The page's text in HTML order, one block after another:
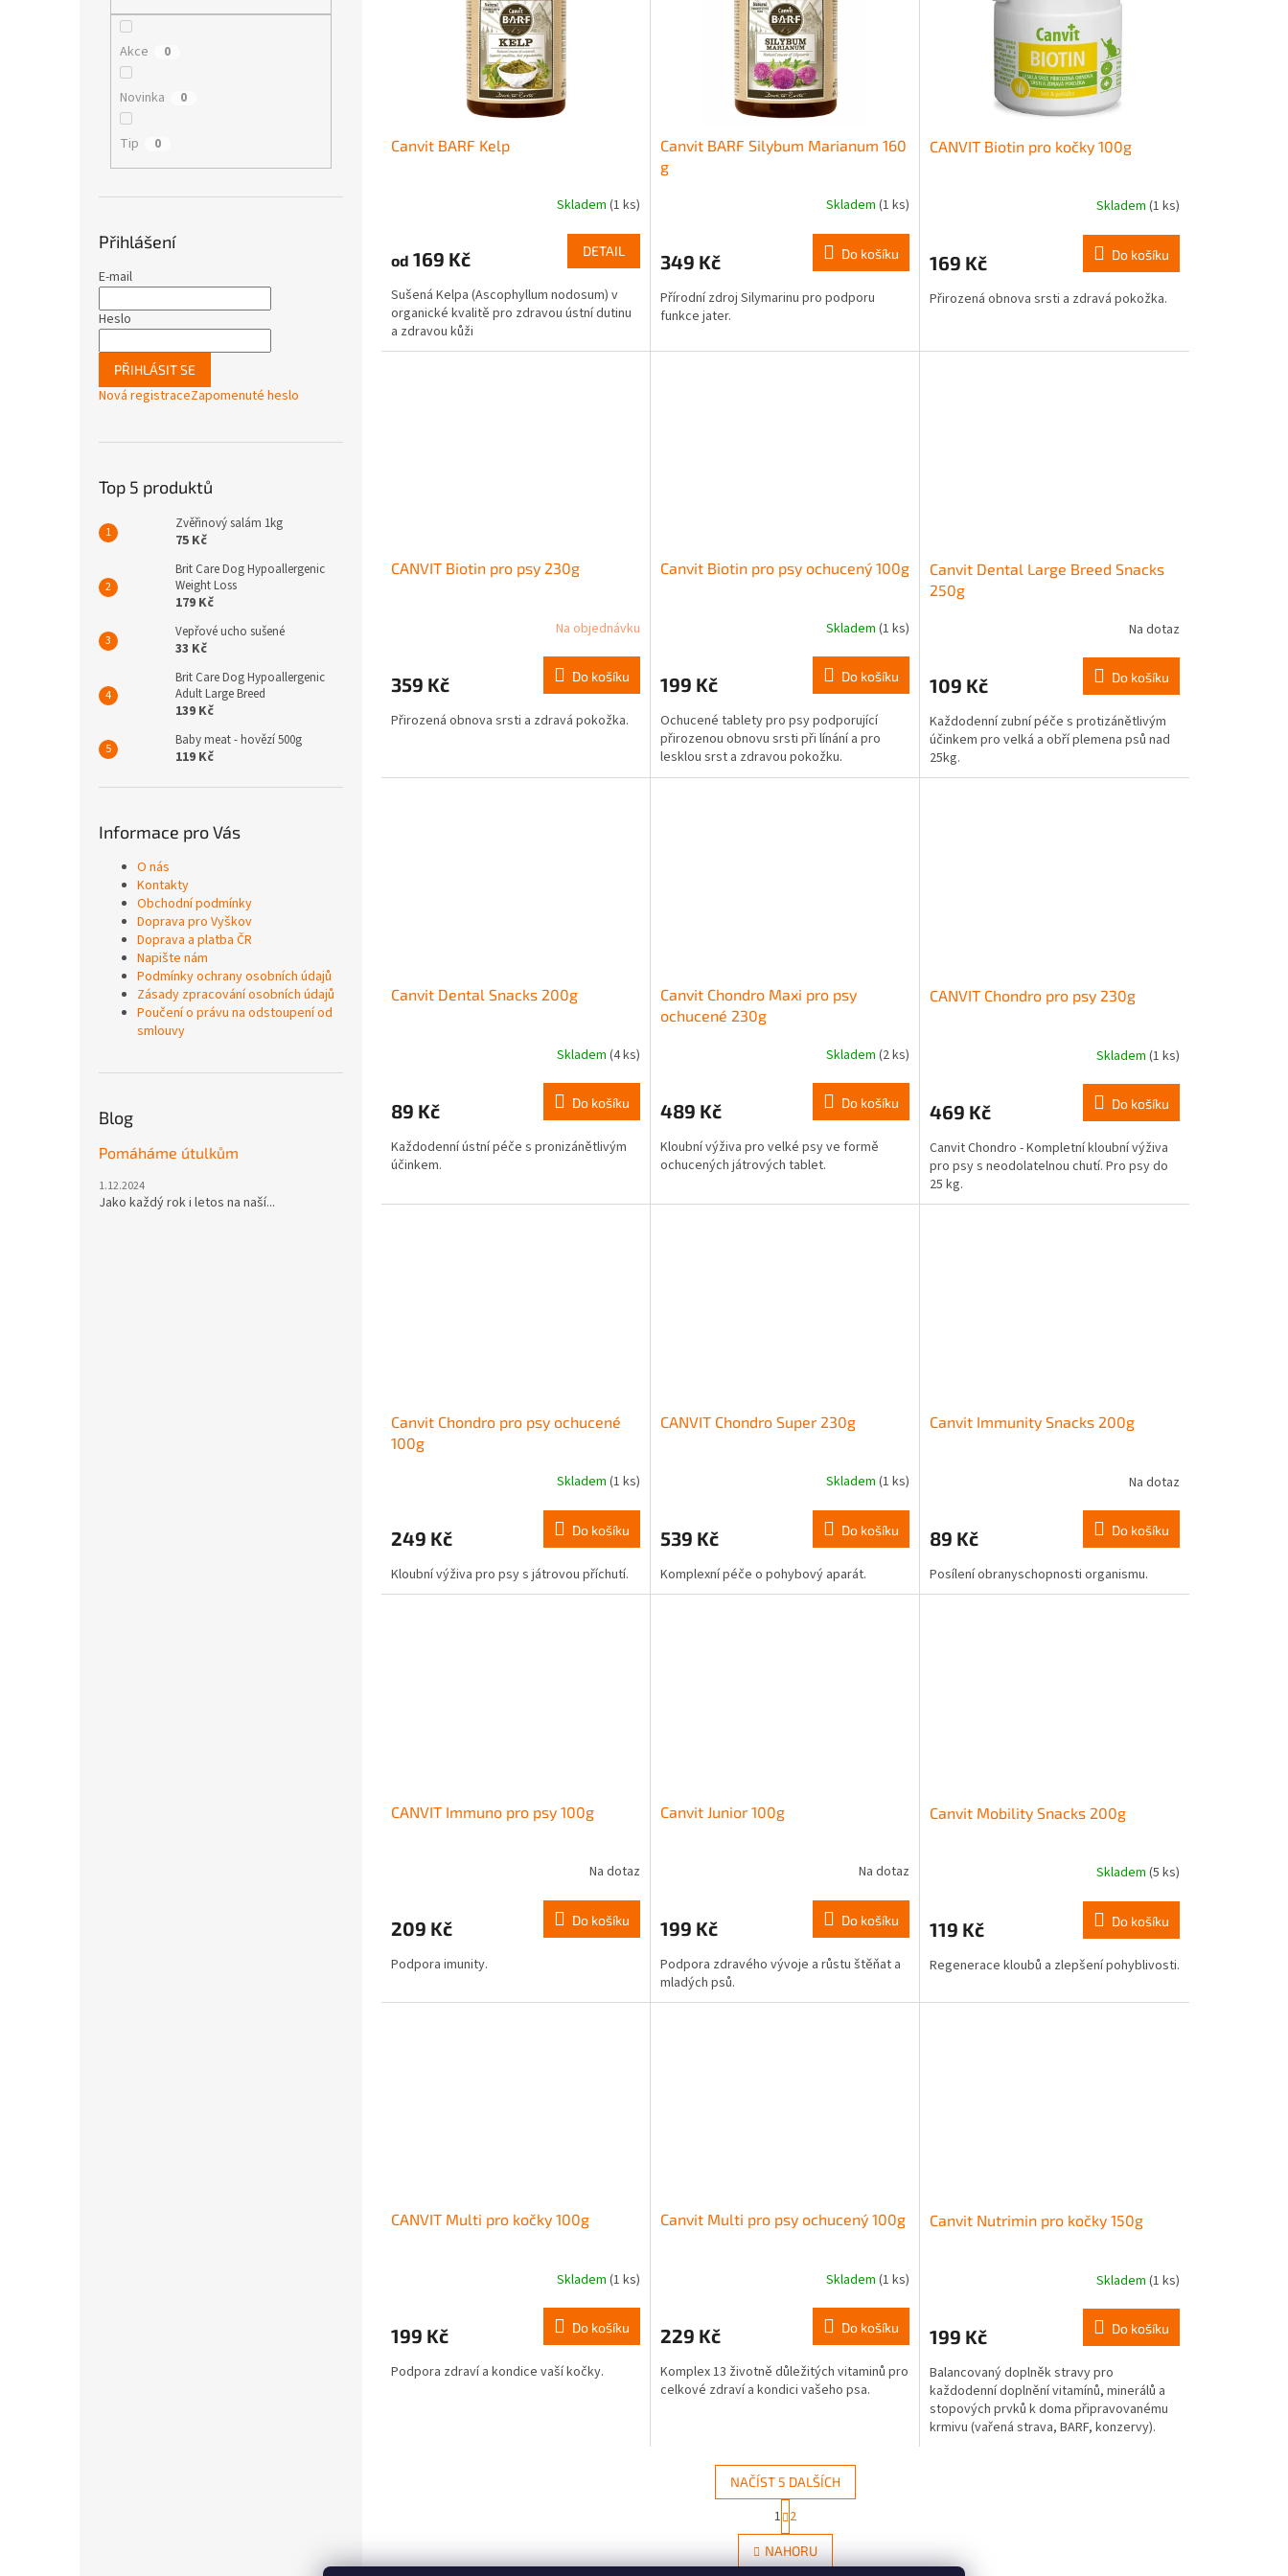
Akce 0
Novinka 0
Tip 0
Přihlášení
E-mail
Heslo
PŘIHLÁSIT SE
Nová registraceZapomenuté heslo
Top 5 produktů
Zvěřinový salám 1kg
75 Kč
Brit Care Dog Hypoallergenic
Weight Loss
179 Kč
Vepřové ucho sušené
33 Kč
Brit Care Dog Hypoallergenic
Adult Large Breed
139 Kč
Baby meat - hovězí 500g
119 Kč
Informace pro Vás
O nás
Kontakty
Obchodní podmínky
Doprava pro Vyškov
Doprava a platba ČR
Napište nám
Podmínky ochrany osobních údajů
Zásady zpracování osobních údajů
Poučení o právu na odstoupení od
smlouvy
Blog
Pomáháme útulkům
1.12.2024
Jako každý rok i letos na naší...
Canvit BARF Kelp
Skladem (1 ks)
od 169 Kč DETAIL
Sušená Kelpa (Ascophyllum nodosum) v
organické kvalitě pro zdravou ústní dutinu
a zdravou kůži
Canvit BARF Silybum Marianum 160
g
Skladem (1 ks)
349 Kč Do košíku
Přírodní zdroj Silymarinu pro podporu
funkce jater.
CANVIT Biotin pro kočky 100g
Skladem (1 ks)
169 Kč Do košíku
Přirozená obnova srsti a zdravá pokožka.
CANVIT Biotin pro psy 230g
Na objednávku
359 Kč Do košíku
Přirozená obnova srsti a zdravá pokožka.
Canvit Biotin pro psy ochucený 100g
Skladem (1 ks)
199 Kč Do košíku
Ochucené tablety pro psy podporující
přirozenou obnovu srsti při línání a pro
lesklou srst a zdravou pokožku.
Canvit Dental Large Breed Snacks
250g
Na dotaz
109 Kč Do košíku
Každodenní zubní péče s protizánětlivým
účinkem pro velká a obří plemena psů nad
25kg.
Canvit Dental Snacks 200g
Skladem (4 ks)
89 Kč Do košíku
Každodenní ústní péče s pronizánětlivým
účinkem.
Canvit Chondro Maxi pro psy
ochucené 230g
Skladem (2 ks)
489 Kč Do košíku
Kloubní výživa pro velké psy ve formě
ochucených játrových tablet.
CANVIT Chondro pro psy 230g
Skladem (1 ks)
469 Kč Do košíku
Canvit Chondro - Kompletní kloubní výživa
pro psy s neodolatelnou chutí. Pro psy do
25 kg.
Canvit Chondro pro psy ochucené
100g
Skladem (1 ks)
249 Kč Do košíku
Kloubní výživa pro psy s játrovou příchutí.
CANVIT Chondro Super 230g
Skladem (1 ks)
539 Kč Do košíku
Komplexní péče o pohybový aparát.
Canvit Immunity Snacks 200g
Na dotaz
89 Kč Do košíku
Posílení obranyschopnosti organismu.
CANVIT Immuno pro psy 100g
Na dotaz
209 Kč Do košíku
Podpora imunity.
Canvit Junior 100g
Na dotaz
199 Kč Do košíku
Podpora zdravého vývoje a růstu štěňat a
mladých psů.
Canvit Mobility Snacks 200g
Skladem (5 ks)
119 Kč Do košíku
Regenerace kloubů a zlepšení pohyblivosti.
CANVIT Multi pro kočky 100g
Skladem (1 ks)
199 Kč Do košíku
Podpora zdraví a kondice vaší kočky.
Canvit Multi pro psy ochucený 100g
Skladem (1 ks)
229 Kč Do košíku
Komplex 13 životně důležitých vitaminů pro
celkové zdraví a kondici vašeho psa.
Canvit Nutrimin pro kočky 150g
Skladem (1 ks)
199 Kč Do košíku
Balancovaný doplněk stravy pro
každodenní doplnění vitamínů, minerálů a
stopových prvků k doma připravovanému
krmivu (vařená strava, BARF, konzervy).
O
v
l
NAČÍST 5 DALŠÍCH
S
t
r
á
n
1 2
NAHORU